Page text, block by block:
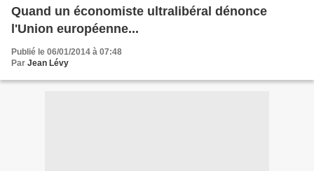
Quand un économiste ultralibéral dénonce
l'Union européenne...
Publié le 06/01/2014 à 07:48
Par Jean Lévy